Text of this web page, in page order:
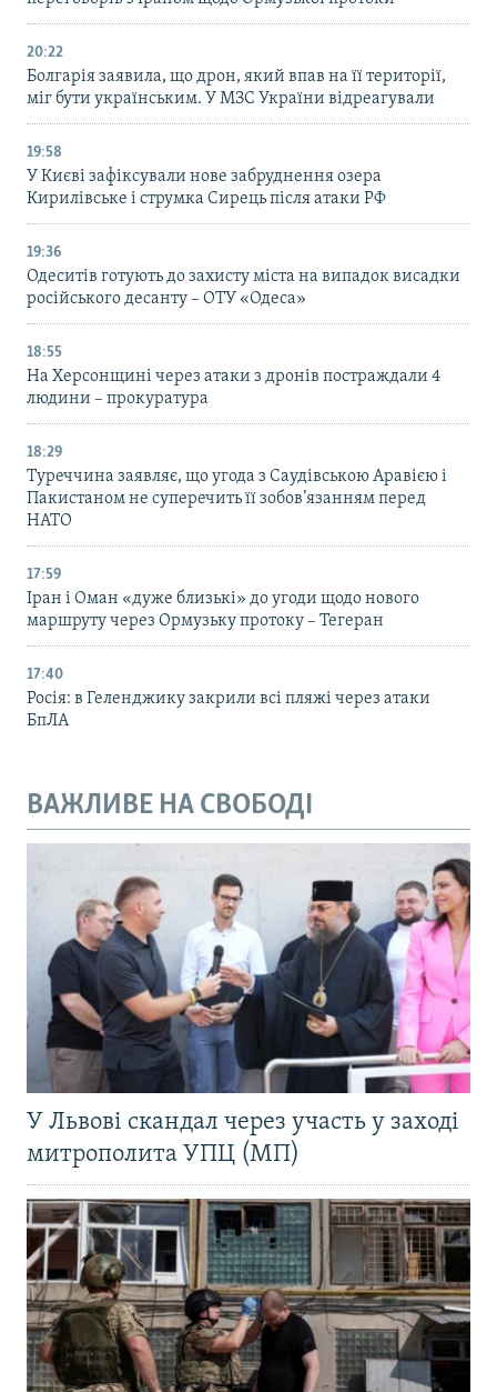
20:22
Болгарія заявила, що дрон, який впав на її території,
міг бути українським. У МЗС України відреагували
19:58
У Києві зафіксували нове забруднення озера
Кирилівське і струмка Сирець після атаки РФ
19:36
Одеситів готують до захисту міста на випадок висадки
російського десанту – ОТУ «Одеса»
18:55
На Херсонщині через атаки з дронів постраждали 4
людини – прокуратура
18:29
Туреччина заявляє, що угода з Саудівською Аравією і
Пакистаном не суперечить її зобов’язанням перед
НАТО
17:59
Іран і Оман «дуже близькі» до угоди щодо нового
маршруту через Ормузьку протоку – Тегеран
17:40
Росія: в Геленджику закрили всі пляжі через атаки
БпЛА
ВАЖЛИВЕ НА СВОБОДІ
У Львові скандал через участь у заході
митрополита УПЦ (МП)